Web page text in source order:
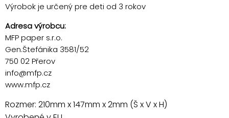
Výrobok je určený pre deti od 3 rokov
Adresa výrobcu:
MFP paper s.r.o.
Gen.Štefánika 3581/52
750 02 Přerov
info@mfp.cz
www.mfp.cz
Rozmer: 210mm x 147mm x 2mm (Š x V x H)